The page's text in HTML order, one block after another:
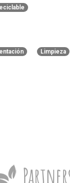
Limpieza